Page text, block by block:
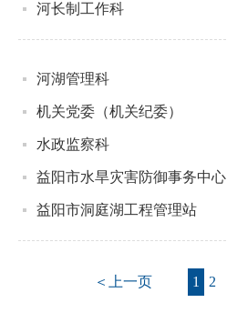
河长制工作科
河湖管理科
机关党委（机关纪委）
水政监察科
益阳市水旱灾害防御事务中心
益阳市洞庭湖工程管理站
＜上一页 1 2